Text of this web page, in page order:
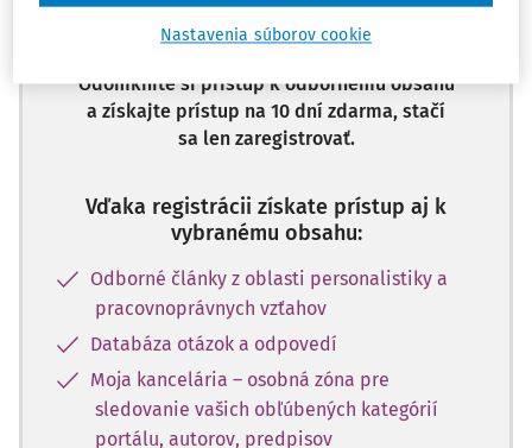
dostupný predplatiteľom portálu.
Odomknite si prístup k odbornému obsahu
a získajte prístup na 10 dní zdarma, stačí
sa len zaregistrovať.
Vďaka registrácii získate prístup aj k
vybranému obsahu:
Odborné články z oblasti personalistiky a
pracovnoprávnych vzťahov
Databáza otázok a odpovedí
Moja kancelária – osobná zóna pre
sledovanie vašich obľúbených kategórií
portálu, autorov, predpisov
Nastavenia súborov cookie